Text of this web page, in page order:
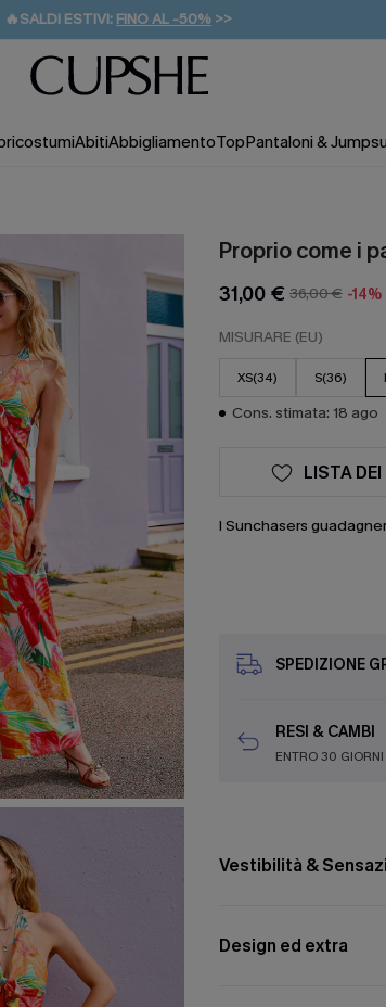
🔥SALDI ESTIVI: FINO AL -50% >>
🚚SPEDIZIONE GRATUITA DA 49€
PER I NUOVI: 20% DI SCONTO*
AbitiAbbigliamentoTopPantaloni &
Proprio come i
31,00 € 36,00 € -14%
MISURARE (EU)
XS(34) S(36)
Cons. stimata: 18 ago
LISTA DEI
I Sunchasers
SPEDIZIONE
RESI & CAMBI
ENTRO 30 GIORNI
Vestibilità &
Design ed extra